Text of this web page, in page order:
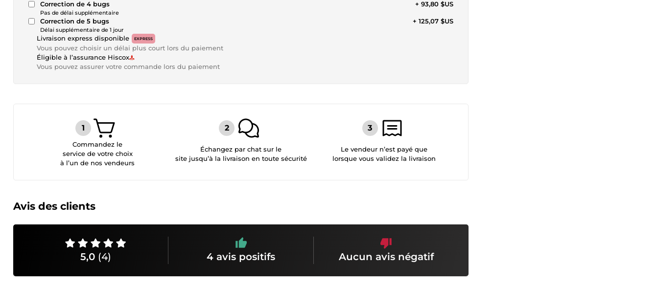
Correction de 4 bugs
Pas de délai supplémentaire
+ 93,80 $US
Correction de 5 bugs
Délai supplémentaire de 1 jour
+ 125,07 $US
Livraison express disponible EXPRESS
Vous pouvez choisir un délai plus court lors du paiement
Éligible à l’assurance Hiscox
Vous pouvez assurer votre commande lors du paiement
Commandez le
service de votre choix
à l’un de nos vendeurs
Échangez par chat sur le
site jusqu’à la livraison en toute sécurité
Le vendeur n’est payé que
lorsque vous validez la livraison
Avis des clients
5,0 (4) 4 avis positifs Aucun avis négatif